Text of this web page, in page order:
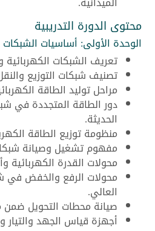
محتوى الدورة التدريبية
الوحدة الأولى: أساسيات الشبكات
تعريف الشبكات
تصنيف شبكات التوزيع
مراحل توليد الطاقة
دور الطاقة المتجددة في
الحديثة.
منظومة توزيع الطاقة
مفهوم تشغيل وصيانة
محولات القدرة الكهربائية
محولات الرفع والخفض في
العالي.
صيانة محطات التحويل
أجهزة قياس الجهد والتيار